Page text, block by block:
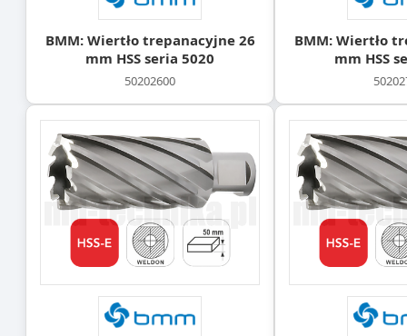
BMM: Wiertło trepanacyjne 26
mm HSS seria 5020
50202600
BMM: Wiertło
mm HSS